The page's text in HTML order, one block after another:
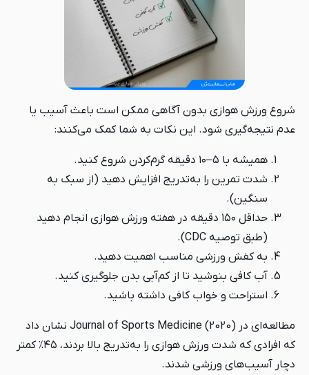
شروع ورزش هوازی بدون آگاهی ممکن است باعث آسیب یا
عدم نتیجه‌گیری شود. این نکات به شما کمک می‌کنند:
همیشه با ۵–۱۰ دقیقه گرم‌کردن شروع کنید.
شدت تمرین را به‌تدریج افزایش دهید (از سبک به
سنگین).
حداقل ۱۵۰ دقیقه در هفته ورزش هوازی انجام دهید
(طبق توصیه CDC).
به کفش ورزشی مناسب اهمیت دهید.
آب کافی بنوشید تا از کم‌آبی بدن جلوگیری کنید.
استراحت و خواب کافی داشته باشید.
مطالعه‌ای در Journal of Sports Medicine (2020) نشان داد
که افرادی که شدت ورزش هوازی را به‌تدریج بالا بردند، ۴۵٪ کمتر
دچار آسیب‌های ورزشی شدند.